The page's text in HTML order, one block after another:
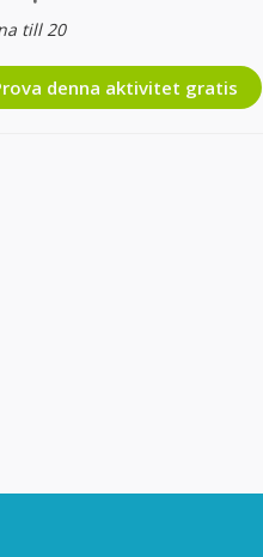
till 20
denna aktivitet gratis